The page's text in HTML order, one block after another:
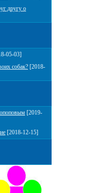
другу о
05-03]
собак? [2018-
[2019-
[2018-12-15]